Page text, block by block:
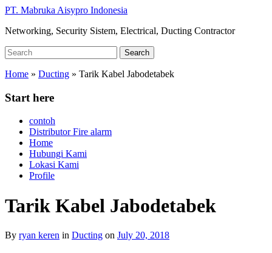
Skip
main
PT. Mabruka Aisypro Indonesia
Networking, Security Sistem, Electrical, Ducting Contractor
Search
for:
Search
Home » Ducting » Tarik Kabel Jabodetabek
Start here
contoh
Distributor Fire alarm
Home
Hubungi Kami
Lokasi Kami
Profile
Tarik Kabel Jabodetabek
By ryan keren in Ducting on July 20, 2018